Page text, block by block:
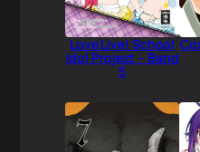
Love Live! School
Idol Project – Band
5